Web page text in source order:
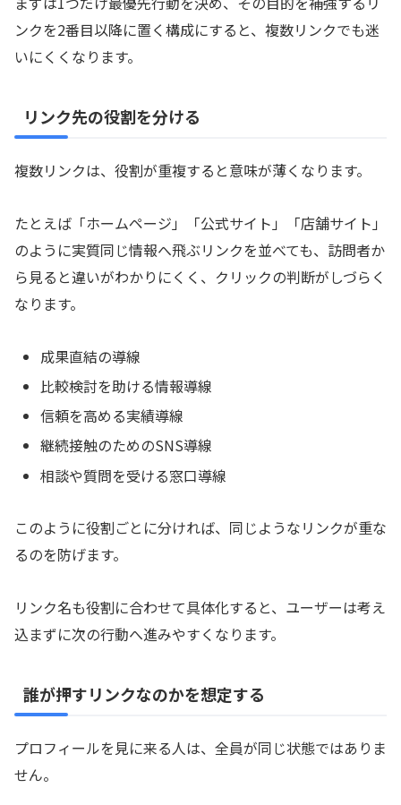
ンクを2番目以降に置く構成にすると、複数リンクでも迷
いにくくなります。
リンク先の役割を分ける
複数リンクは、役割が重複すると意味が薄くなります。
たとえば「ホームページ」「公式サイト」「店舗サイト」
のように実質同じ情報へ飛ぶリンクを並べても、訪問者か
ら見ると違いがわかりにくく、クリックの判断がしづらく
なります。
成果直結の導線
比較検討を助ける情報導線
信頼を高める実績導線
継続接触のためのSNS導線
相談や質問を受ける窓口導線
このように役割ごとに分ければ、同じようなリンクが重な
るのを防げます。
リンク名も役割に合わせて具体化すると、ユーザーは考え
込まずに次の行動へ進みやすくなります。
誰が押すリンクなのかを想定する
プロフィールを見に来る人は、全員が同じ状態ではありま
せん。